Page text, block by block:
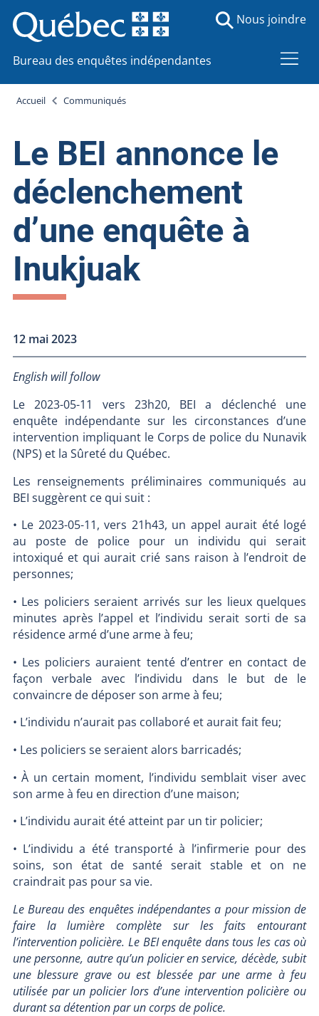
Bureau des enquêtes indépendantes
Nous joindre
Accueil Communiqués
Le BEI annonce le
déclenchement
d’une enquête à
Inukjuak
12 mai 2023
English will follow
Le 2023-05-11 vers 23h20, BEI a déclenché une
enquête indépendante sur les circonstances d’une
intervention impliquant le Corps de police du Nunavik
(NPS) et la Sûreté du Québec.
Les renseignements préliminaires communiqués au
BEI suggèrent ce qui suit :
• Le 2023-05-11, vers 21h43, un appel aurait été logé
au poste de police pour un individu qui serait
intoxiqué et qui aurait crié sans raison à l’endroit de
personnes;
• Les policiers seraient arrivés sur les lieux quelques
minutes après l’appel et l’individu serait sorti de sa
résidence armé d’une arme à feu;
• Les policiers auraient tenté d’entrer en contact de
façon verbale avec l’individu dans le but de le
convaincre de déposer son arme à feu;
• L’individu n’aurait pas collaboré et aurait fait feu;
• Les policiers se seraient alors barricadés;
• À un certain moment, l’individu semblait viser avec
son arme à feu en direction d’une maison;
• L’individu aurait été atteint par un tir policier;
• L’individu a été transporté à l’infirmerie pour des
soins, son état de santé serait stable et on ne
craindrait pas pour sa vie.
Le Bureau des enquêtes indépendantes a pour mission de
faire la lumière complète sur les faits entourant
l’intervention policière. Le BEI enquête dans tous les cas où
une personne, autre qu’un policier en service, décède, subit
une blessure grave ou est blessée par une arme à feu
utilisée par un policier lors d’une intervention policière ou
durant sa détention par un corps de police.